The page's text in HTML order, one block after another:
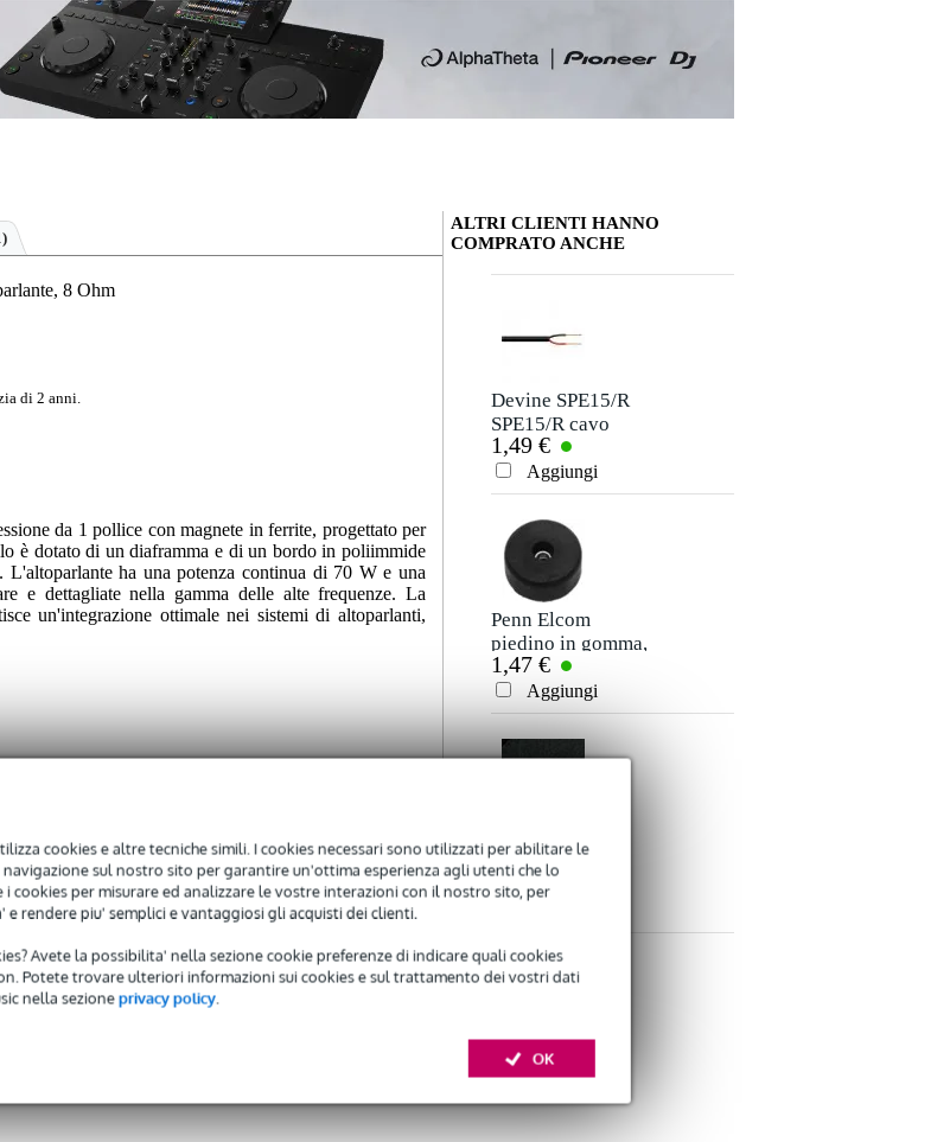
cookies e altre tecniche simili. I cookies necessari sono utilizzati per abilitare le
sul nostro sito per garantire un'ottima esperienza agli utenti che lo
cookies per misurare ed analizzare le vostre interazioni con il nostro sito, per
rendere piu' semplici e vantaggiosi gli acquisti dei clienti.
Avete la possibilita' nella sezione cookie preferenze di indicare quali cookies
Potete trovare ulteriori informazioni sui cookies e sul trattamento dei vostri dati
nella sezioneprivacy policy.
OK
8 Ohm
di 2 anni.
da 1 pollice con magnete in ferrite, progettato per
è dotato di un diaframma e di un bordo in poliimmide
L'altoparlante ha una potenza continua di 70 W e una
e dettagliate nella gamma delle alte frequenze. La
un'integrazione ottimale nei sistemi di altoparlanti,
Valutazione
Commento
Inviare
Non ci sono ancora recensioni per questo prodotto.
ALTRI CLIENTI HANNO
COMPRATO ANCHE
Devine SPE15/R
SPE15/R cavo
speaker 2x 1,5
mm2 per metro
1,49 €
Aggiungi
Penn Elcom
piedino in gomma,
38 x 20 mm, anello
in acciaio
1,47 €
Aggiungi
Penn Elcom
rivestimento per
casse nero 1,00 m
11,95 €
Penn Elcom
maniglia piccola,
acciaio, 10 fori
9,55 €